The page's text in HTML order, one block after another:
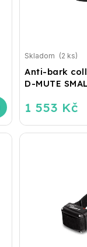
Anti-bark
D-MUTE
Skladom (2 ks)
1 553 Kč